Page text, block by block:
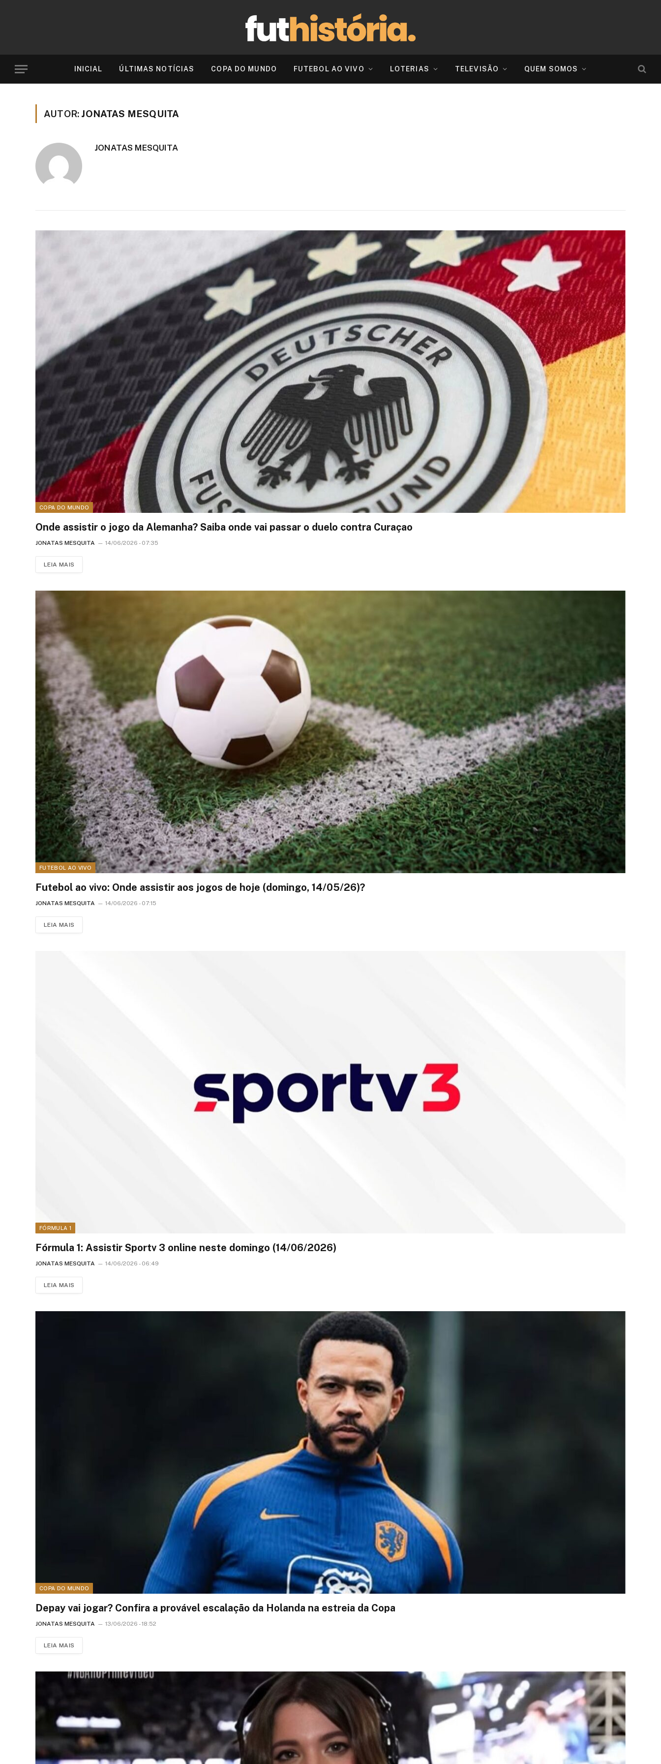
INICIAL ÚLTIMAS NOTÍCIAS COPA DO MUNDO FUTEBOL AO VIVO LOTERIAS TELEVISÃO QUEM SOMOS
AUTOR: JONATAS MESQUITA
JONATAS MESQUITA
COPA DO MUNDO
Onde assistir o jogo da Alemanha? Saiba onde vai passar o duelo contra Curaçao
JONATAS MESQUITA 14/06/2026 - 07:35
LEIA MAIS
FUTEBOL AO VIVO
Futebol ao vivo: Onde assistir aos jogos de hoje (domingo, 14/05/26)?
JONATAS MESQUITA 14/06/2026 - 07:15
LEIA MAIS
FÓRMULA 1
Fórmula 1: Assistir Sportv 3 online neste domingo (14/06/2026)
JONATAS MESQUITA 14/06/2026 - 06:49
LEIA MAIS
COPA DO MUNDO
Depay vai jogar? Confira a provável escalação da Holanda na estreia da Copa
JONATAS MESQUITA 13/06/2026 - 18:52
LEIA MAIS